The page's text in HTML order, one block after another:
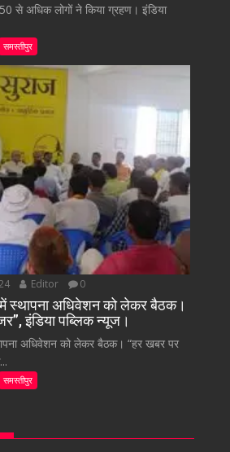
से अधिक लोगों ने किया ग्रहण। इंडिया
समस्तीपुर
Editor 0
स्थापना अधिवेशन को लेकर बैठक।
इंडिया पब्लिक न्यूज।
अधिवेशन को लेकर बैठक। “हर खबर पर
समस्तीपुर